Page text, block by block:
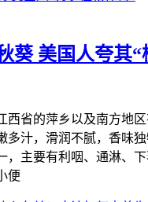
葵 美国人夸其“
西省的萍乡以及南方地
多汁，滑润不腻，香味
，主要有利咽、通淋、
便